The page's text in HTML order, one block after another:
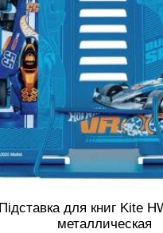
Підставка для книг Kite
металлическая